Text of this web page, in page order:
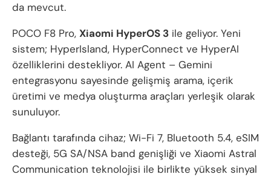
da mevcut.
POCO F8 Pro, Xiaomi HyperOS 3 ile geliyor. Yeni
sistem; HyperIsland, HyperConnect ve HyperAI
özelliklerini destekliyor. AI Agent – Gemini
entegrasyonu sayesinde gelişmiş arama, içerik
üretimi ve medya oluşturma araçları yerleşik olarak
sunuluyor.
Bağlantı tarafında cihaz; Wi-Fi 7, Bluetooth 5.4, eSIM
desteği, 5G SA/NSA band genişliği ve Xiaomi Astral
Communication teknolojisi ile birlikte yüksek sinyal